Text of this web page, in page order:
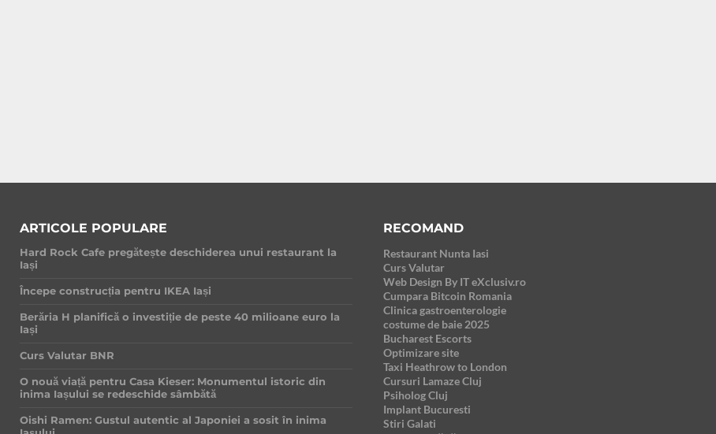
ARTICOLE POPULARE
Hard Rock Cafe pregătește deschiderea unui restaurant la
Iași
Începe construcția pentru IKEA Iași
Berăria H planifică o investiție de peste 40 milioane euro la
Iași
Curs Valutar BNR
O nouă viață pentru Casa Kieser: Monumentul istoric din
inima Iașului se redeschide sâmbătă
Oishi Ramen: Gustul autentic al Japoniei a sosit în inima
RECOMAND
Restaurant Nunta Iasi
Curs Valutar
Web Design By IT eXclusiv.ro
Cumpara Bitcoin Romania
Clinica gastroenterologie
costume de baie 2025
Bucharest Escorts
Optimizare site
Taxi Heathrow to London
Cursuri Lamaze Cluj
Psiholog Cluj
Implant Bucuresti
Stiri Galati